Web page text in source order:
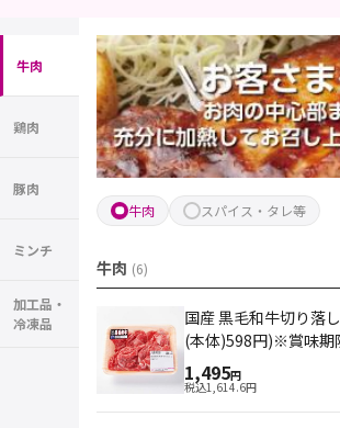
牛肉
鶏肉
豚肉
ミンチ
加工品・
冷凍品
牛肉 スパイス・タレ等
牛肉 (6)
国産 黒毛和牛切り落
(本体)598円)※賞味期
ります
1,495円
税込1,614.6円